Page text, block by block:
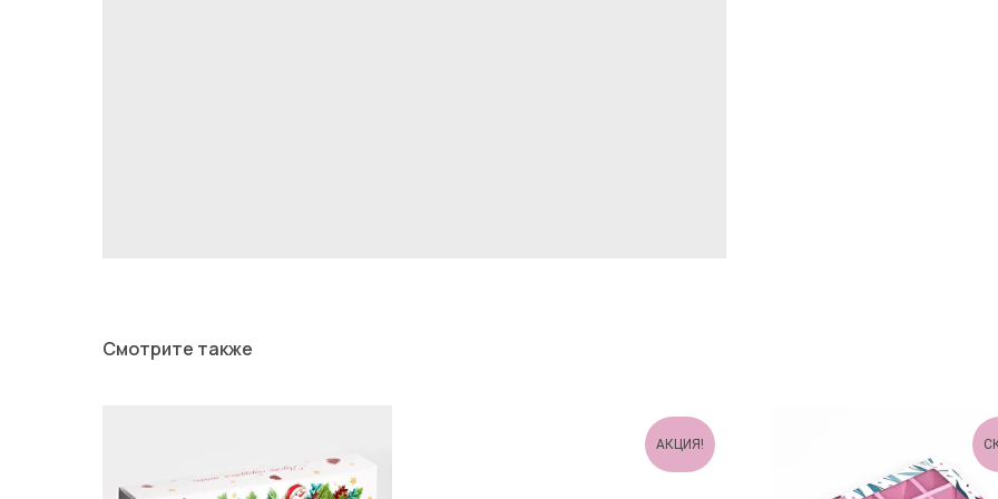
Смотрите также
АКЦИЯ!